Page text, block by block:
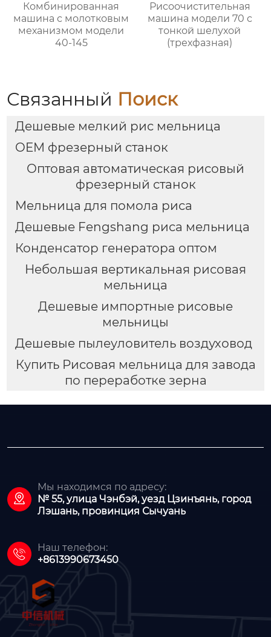
Комбинированная
машина с молотковым
механизмом модели
40-145
Рисоочистительная
машина модели 70 с
тонкой шелухой
(трехфазная)
Связанный Поиск
Дешевые мелкий рис мельница
OEM фрезерный станок
Оптовая автоматическая рисовый
фрезерный станок
Мельница для помола риса
Дешевые Fengshang риса мельница
Конденсатор генератора оптом
Небольшая вертикальная рисовая
мельница
Дешевые импортные рисовые
мельницы
Дешевые пылеуловитель воздуховод
Купить Рисовая мельница для завода
по переработке зерна

Мы находимся по адресу:
№ 55, улица Чэнбэй, уезд Цзинъянь, город
Лэшань, провинция Сычуань

Наш телефон:
+8613990673450